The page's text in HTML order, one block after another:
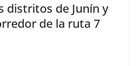
distritos de Junín y
de la ruta 7